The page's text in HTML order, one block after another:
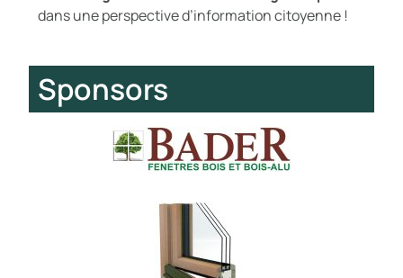
dans une perspective d’information citoyenne !
Sponsors